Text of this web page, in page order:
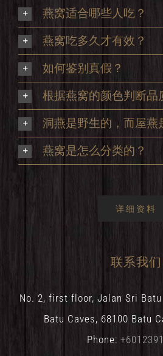
燕窝适合哪些人吃？
燕窝吃多久才有效？
如何鉴别真假？
根据燕窝的颜色判断品
洞燕是野生的，而屋燕
燕窝是怎么分类的？
详细资料
联系我们
No. 2, first floor, Jalan Sri Batu
Batu Caves, 68100 Batu
Phone: